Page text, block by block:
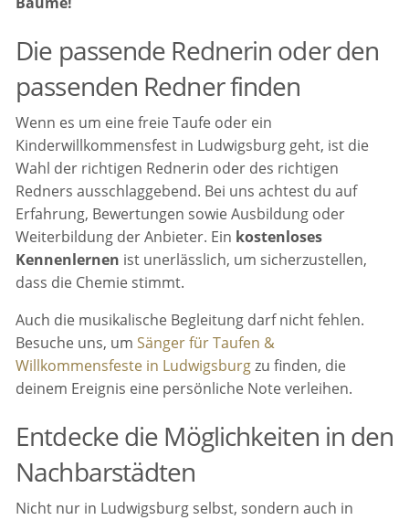
Die passende Rednerin oder den
passenden Redner finden
Wenn es um eine freie Taufe oder ein
Kinderwillkommensfest in Ludwigsburg geht, ist die
Wahl der richtigen Rednerin oder des richtigen
Redners ausschlaggebend. Bei uns achtest du auf
Erfahrung, Bewertungen sowie Ausbildung oder
Weiterbildung der Anbieter. Ein kostenloses
Kennenlernen ist unerlässlich, um sicherzustellen,
dass die Chemie stimmt.
Auch die musikalische Begleitung darf nicht fehlen.
Besuche uns, umSänger für Taufen &
Willkommensfeste in Ludwigsburgzu finden, die
deinem Ereignis eine persönliche Note verleihen.
Entdecke die Möglichkeiten in den
Nachbarstädten
Nicht nur in Ludwigsburg selbst, sondern auch in